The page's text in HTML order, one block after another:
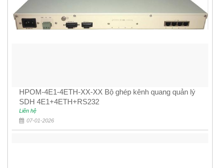
HPOM-4E1-4ETH-XX-XX Bộ ghép kênh quang quản lý
SDH 4E1+4ETH+RS232
Liên hệ
07-01-2026